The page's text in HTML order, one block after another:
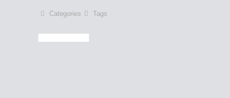
Categories Tags